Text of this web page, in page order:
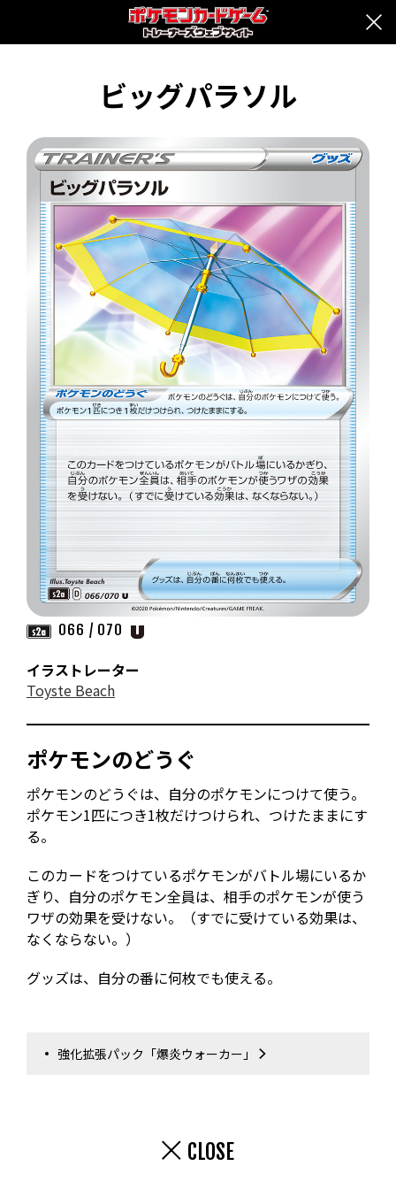
ビッグパラソル
066 / 070
イラストレーター
Toyste Beach
ポケモンのどうぐ
ポケモンのどうぐは、自分のポケモンにつけて使う。
ポケモン1匹につき1枚だけつけられ、つけたままにす
る。
このカードをつけているポケモンがバトル場にいるか
ぎり、自分のポケモン全員は、相手のポケモンが使う
ワザの効果を受けない。（すでに受けている効果は、
なくならない。）
グッズは、自分の番に何枚でも使える。
強化拡張パック「爆炎ウォーカー」
CLOSE